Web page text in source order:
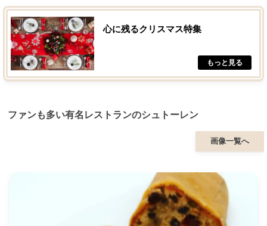
心に残るクリスマス特集
ファンも多い有名レストランのシュトーレン
画像一覧へ